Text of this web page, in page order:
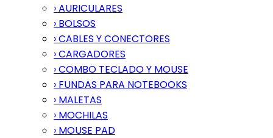
› AURICULARES
› BOLSOS
› CABLES Y CONECTORES
› CARGADORES
› COMBO TECLADO Y MOUSE
› FUNDAS PARA NOTEBOOKS
› MALETAS
› MOCHILAS
› MOUSE PAD